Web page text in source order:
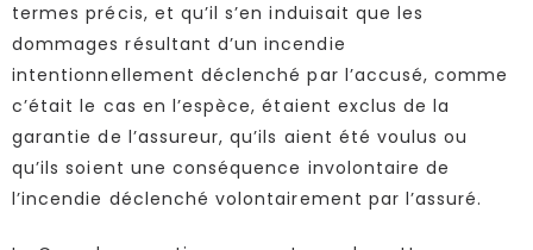
termes précis, et qu’il s’en induisait que les
dommages résultant d’un incendie
intentionnellement déclenché par l’accusé, comme
c’était le cas en l’espèce, étaient exclus de la
garantie de l’assureur, qu’ils aient été voulus ou
qu’ils soient une conséquence involontaire de
l’incendie déclenché volontairement par l’assuré.